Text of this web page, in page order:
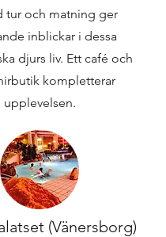
tur och matning ger
inblickar i dessa
djurs liv. Ett café och
kompletterar
upplevelsen.
(Vänersborg)